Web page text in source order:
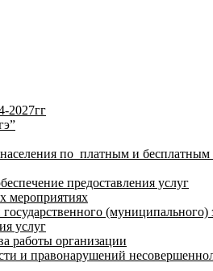
2027гг
по платным и
предоставления услуг
мероприятиях
(муниципального)
услуг
работы организации
и правонарушений